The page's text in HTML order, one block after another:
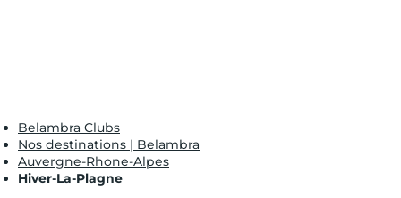
Belambra Clubs
Nos destinations | Belambra
Auvergne-Rhone-Alpes
Hiver-La-Plagne